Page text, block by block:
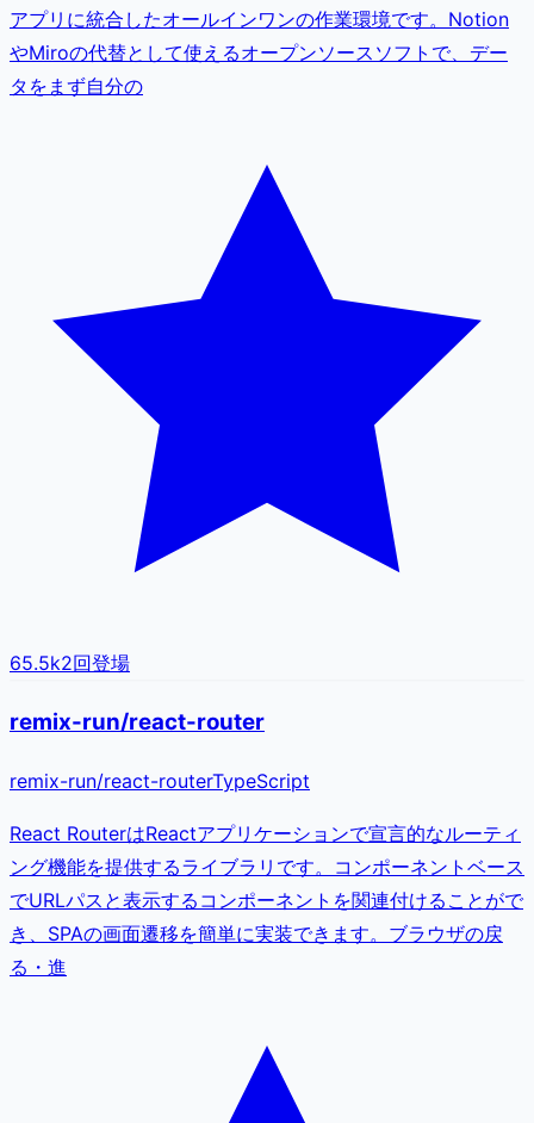
アプリに統合したオールインワンの作業環境です。Notion
やMiroの代替として使えるオープンソースソフトで、デー
タをまず自分の
65.5k2回登場
remix-run/react-router
remix-run/react-routerTypeScript
React RouterはReactアプリケーションで宣言的なルーティ
ング機能を提供するライブラリです。コンポーネントベース
でURLパスと表示するコンポーネントを関連付けることがで
き、SPAの画面遷移を簡単に実装できます。ブラウザの戻
る・進